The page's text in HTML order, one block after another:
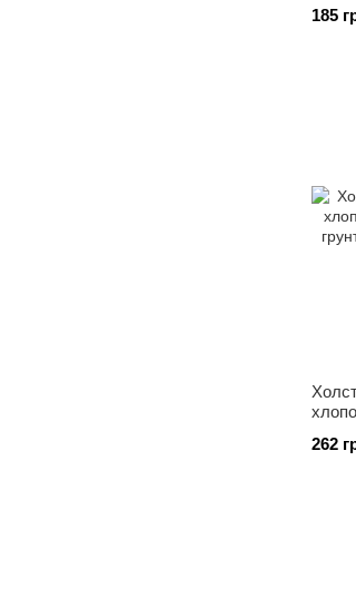
185
262